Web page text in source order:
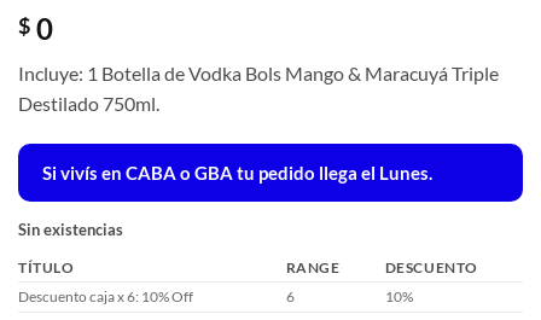
$ 0
Incluye: 1 Botella de Vodka Bols Mango & Maracuyá Triple
Destilado 750ml.
Si vivís en CABA o GBA tu pedido llega el Lunes.
Sin existencias
TÍTULO RANGE
DESCUENTO
Descuento caja x 6: 10% Off
6 10%